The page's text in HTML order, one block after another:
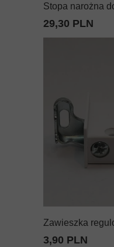
Stopa narożna
29,30 PLN
Zawieszka
3,90 PLN